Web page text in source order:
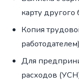
карту другого
Копия
работодателем)
Для
расходов